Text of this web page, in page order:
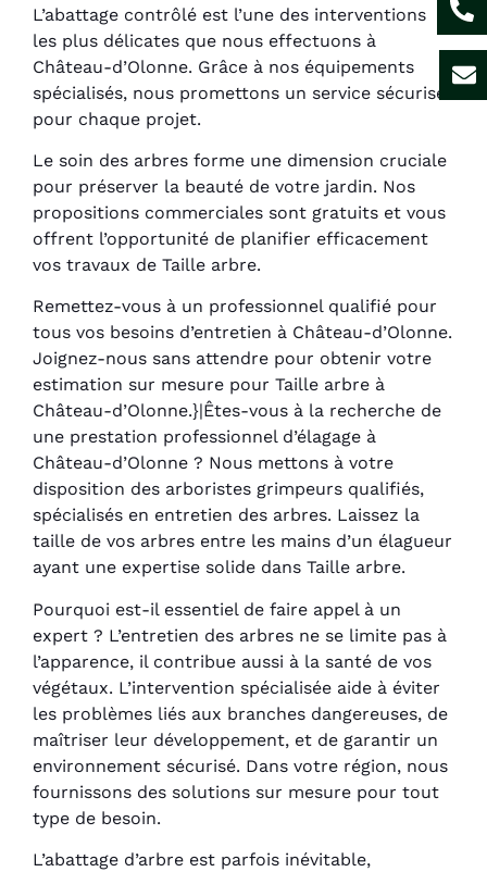
L’abattage contrôlé est l’une des interventions
les plus délicates que nous effectuons à
Château-d’Olonne. Grâce à nos équipements
spécialisés, nous promettons un service sécurisé
pour chaque projet.
Le soin des arbres forme une dimension cruciale
pour préserver la beauté de votre jardin. Nos
propositions commerciales sont gratuits et vous
offrent l’opportunité de planifier efficacement
vos travaux de Taille arbre.
Remettez-vous à un professionnel qualifié pour
tous vos besoins d’entretien à Château-d’Olonne.
Joignez-nous sans attendre pour obtenir votre
estimation sur mesure pour Taille arbre à
Château-d’Olonne.}|Êtes-vous à la recherche de
une prestation professionnel d’élagage à
Château-d’Olonne ? Nous mettons à votre
disposition des arboristes grimpeurs qualifiés,
spécialisés en entretien des arbres. Laissez la
taille de vos arbres entre les mains d’un élagueur
ayant une expertise solide dans Taille arbre.
Pourquoi est-il essentiel de faire appel à un
expert ? L’entretien des arbres ne se limite pas à
l’apparence, il contribue aussi à la santé de vos
végétaux. L’intervention spécialisée aide à éviter
les problèmes liés aux branches dangereuses, de
maîtriser leur développement, et de garantir un
environnement sécurisé. Dans votre région, nous
fournissons des solutions sur mesure pour tout
type de besoin.
L’abattage d’arbre est parfois inévitable,